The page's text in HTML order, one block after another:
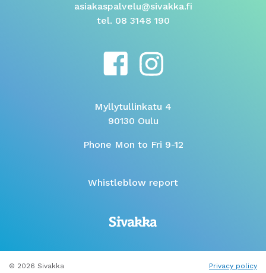
asiakaspalvelu@sivakka.fi
tel. 08 3148 190
Myllytullinkatu 4
90130 Oulu
Phone Mon to Fri 9-12
Whistleblow report
© 2026 Sivakka Privacy policy